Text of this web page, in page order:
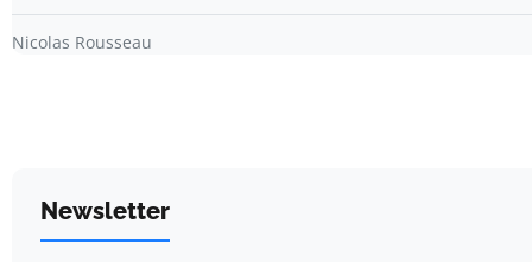
Nicolas Rousseau
Newsletter